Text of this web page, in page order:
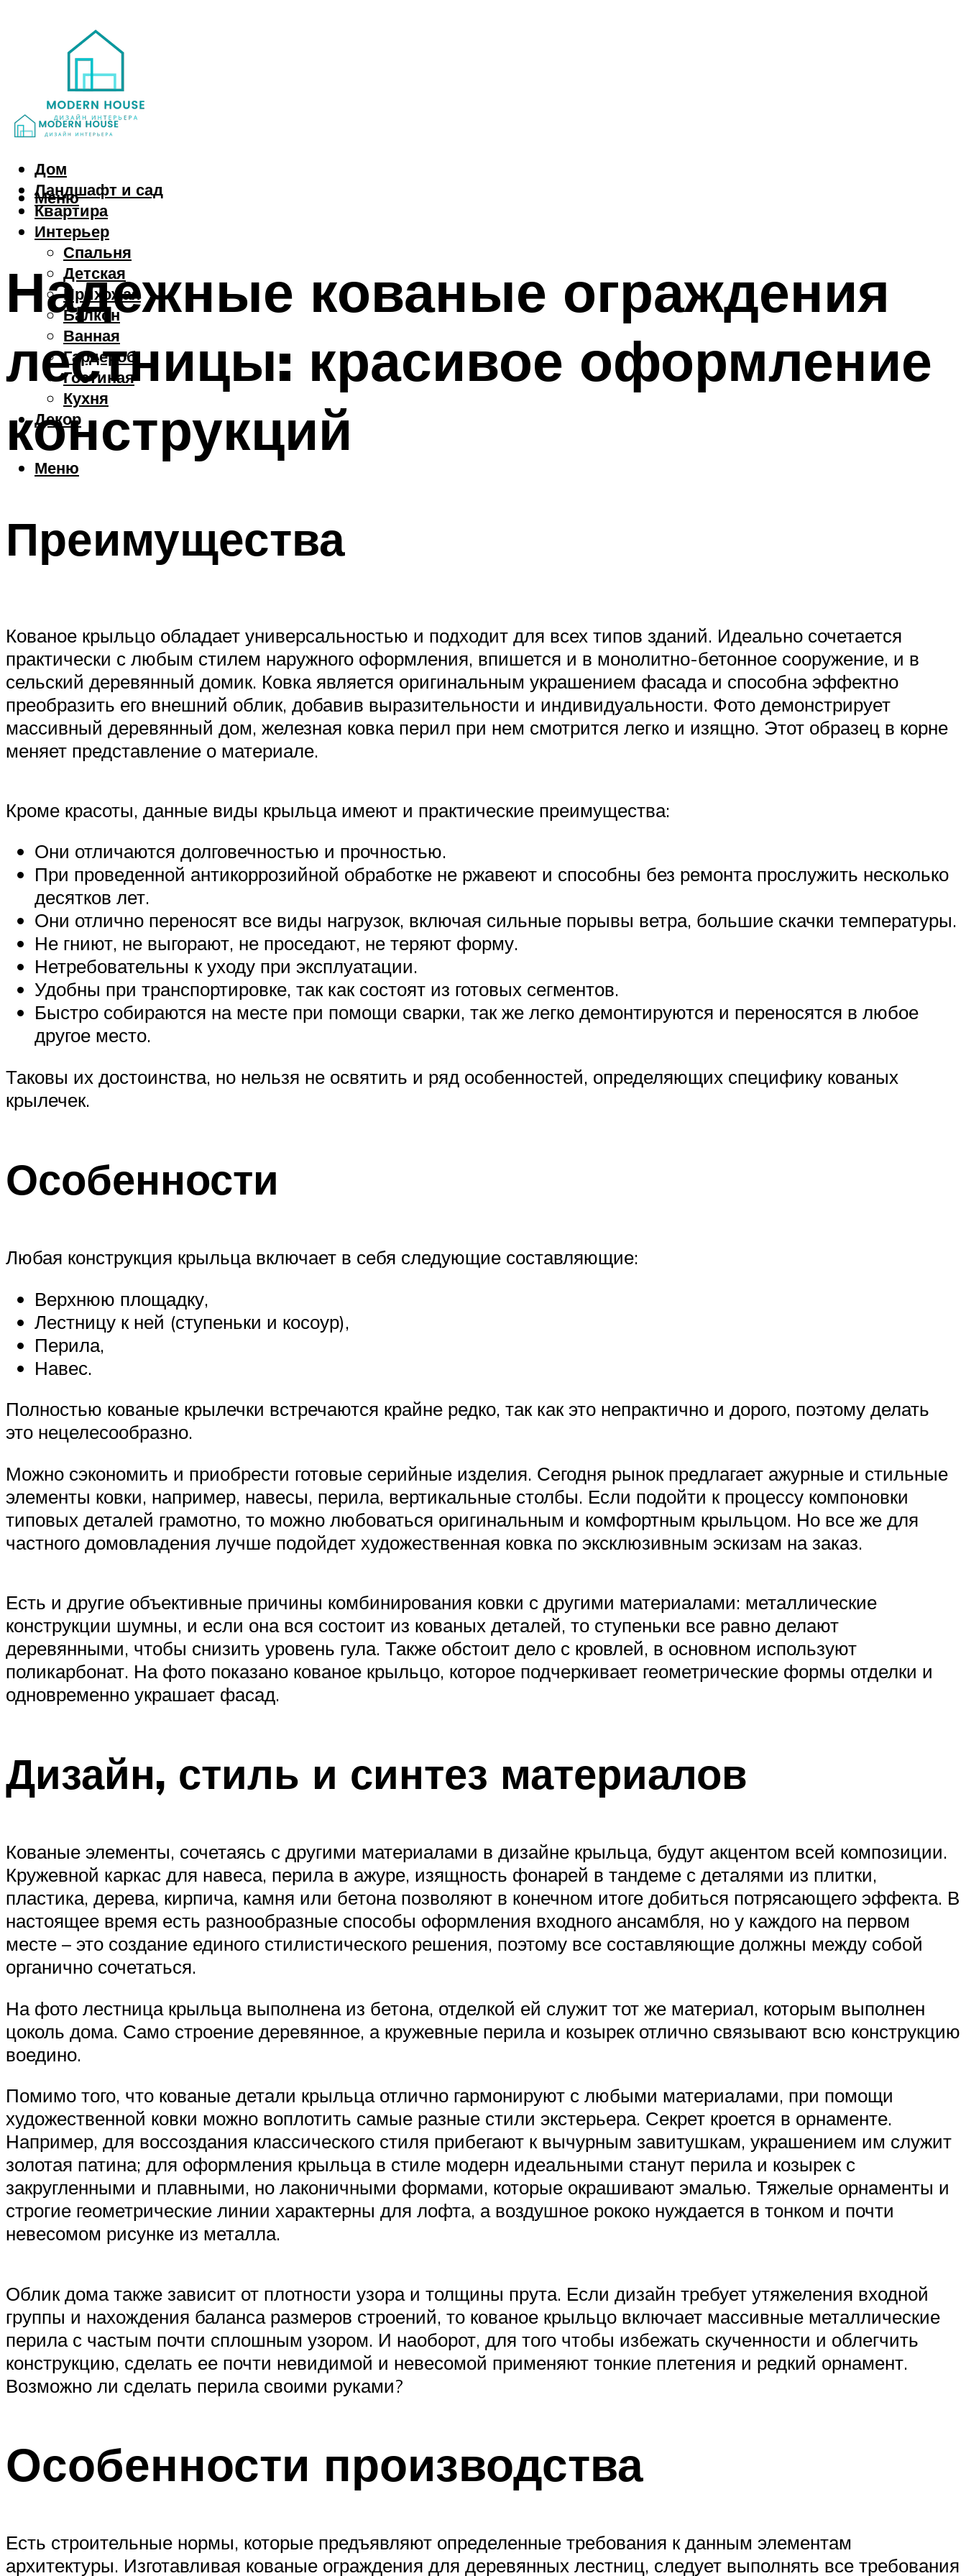
Дом
Ландшафт и сад
Квартира
Интерьер
Спальня
Детская
Прихожая
Балкон
Ванная
Гардероб
Гостиная
Кухня
Декор
Меню
Меню
Надежные кованые ограждения
лестницы: красивое оформление
конструкций
Преимущества
Кованое крыльцо обладает универсальностью и подходит для всех типов зданий. Идеально сочетается
практически с любым стилем наружного оформления, впишется и в монолитно-бетонное сооружение, и в
сельский деревянный домик. Ковка является оригинальным украшением фасада и способна эффектно
преобразить его внешний облик, добавив выразительности и индивидуальности. Фото демонстрирует
массивный деревянный дом, железная ковка перил при нем смотрится легко и изящно. Этот образец в корне
меняет представление о материале.
Кроме красоты, данные виды крыльца имеют и практические преимущества:
Они отличаются долговечностью и прочностью.
При проведенной антикоррозийной обработке не ржавеют и способны без ремонта прослужить несколько
десятков лет.
Они отлично переносят все виды нагрузок, включая сильные порывы ветра, большие скачки температуры.
Не гниют, не выгорают, не проседают, не теряют форму.
Нетребовательны к уходу при эксплуатации.
Удобны при транспортировке, так как состоят из готовых сегментов.
Быстро собираются на месте при помощи сварки, так же легко демонтируются и переносятся в любое
другое место.
Таковы их достоинства, но нельзя не освятить и ряд особенностей, определяющих специфику кованых
крылечек.
Особенности
Любая конструкция крыльца включает в себя следующие составляющие:
Верхнюю площадку,
Лестницу к ней (ступеньки и косоур),
Перила,
Навес.
Полностью кованые крылечки встречаются крайне редко, так как это непрактично и дорого, поэтому делать
это нецелесообразно.
Можно сэкономить и приобрести готовые серийные изделия. Сегодня рынок предлагает ажурные и стильные
элементы ковки, например, навесы, перила, вертикальные столбы. Если подойти к процессу компоновки
типовых деталей грамотно, то можно любоваться оригинальным и комфортным крыльцом. Но все же для
частного домовладения лучше подойдет художественная ковка по эксклюзивным эскизам на заказ.
Есть и другие объективные причины комбинирования ковки с другими материалами: металлические
конструкции шумны, и если она вся состоит из кованых деталей, то ступеньки все равно делают
деревянными, чтобы снизить уровень гула. Также обстоит дело с кровлей, в основном используют
поликарбонат. На фото показано кованое крыльцо, которое подчеркивает геометрические формы отделки и
одновременно украшает фасад.
Дизайн, стиль и синтез материалов
Кованые элементы, сочетаясь с другими материалами в дизайне крыльца, будут акцентом всей композиции.
Кружевной каркас для навеса, перила в ажуре, изящность фонарей в тандеме с деталями из плитки,
пластика, дерева, кирпича, камня или бетона позволяют в конечном итоге добиться потрясающего эффекта. В
настоящее время есть разнообразные способы оформления входного ансамбля, но у каждого на первом
месте – это создание единого стилистического решения, поэтому все составляющие должны между собой
органично сочетаться.
На фото лестница крыльца выполнена из бетона, отделкой ей служит тот же материал, которым выполнен
цоколь дома. Само строение деревянное, а кружевные перила и козырек отлично связывают всю конструкцию
воедино.
Помимо того, что кованые детали крыльца отлично гармонируют с любыми материалами, при помощи
художественной ковки можно воплотить самые разные стили экстерьера. Секрет кроется в орнаменте.
Например, для воссоздания классического стиля прибегают к вычурным завитушкам, украшением им служит
золотая патина; для оформления крыльца в стиле модерн идеальными станут перила и козырек с
закругленными и плавными, но лаконичными формами, которые окрашивают эмалью. Тяжелые орнаменты и
строгие геометрические линии характерны для лофта, а воздушное рококо нуждается в тонком и почти
невесомом рисунке из металла.
Облик дома также зависит от плотности узора и толщины прута. Если дизайн требует утяжеления входной
группы и нахождения баланса размеров строений, то кованое крыльцо включает массивные металлические
перила с частым почти сплошным узором. И наоборот, для того чтобы избежать скученности и облегчить
конструкцию, сделать ее почти невидимой и невесомой применяют тонкие плетения и редкий орнамент.
Возможно ли сделать перила своими руками?
Особенности производства
Есть строительные нормы, которые предъявляют определенные требования к данным элементам
архитектуры. Изготавливая кованые ограждения для деревянных лестниц, следует выполнять все требования